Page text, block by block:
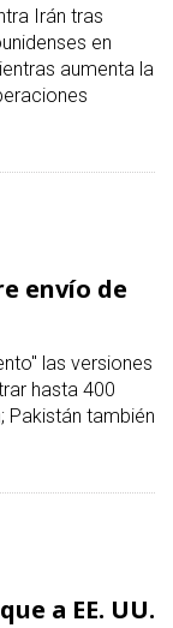
Irán tras
en
aumenta la
envío de
las versiones
hasta 400
Pakistán también
a EE. UU.